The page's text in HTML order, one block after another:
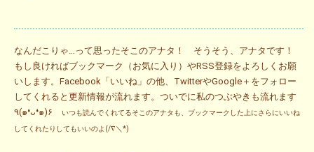
なんだこりゃ…って思ったそこのアナタ！ そうそう、アナタです！
もし良ければブックマーク（お気に入り）やRSS登録をよろしくお願
いします。Facebook「いいね」の他、TwitterやGoogle＋をフォロー
してくれると更新情報が流れます。ついでに私のつぶやきも流れます
٩(๑❛ᴗ❛๑)۶
いつも読んでくれてるそこのアナタも、ブックマークした上にさらにいいね
してくれたりしてもいいのよ(/∇＼*)